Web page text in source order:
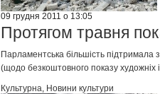
09 грудня 2011 о 13:05
Протягом травня
Парламентська більшість підтримала
(щодо безкоштовного показу художніх
Культурна, Новини культури